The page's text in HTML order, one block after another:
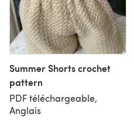
Summer Shorts crochet
pattern
PDF téléchargeable,
Anglais